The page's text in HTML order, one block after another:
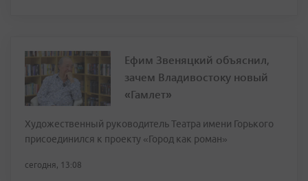
Ефим Звеняцкий объяснил,
зачем Владивостоку новый
«Гамлет»
Художественный руководитель Театра имени Горького
присоединился к проекту «Город как роман»
сегодня, 13:08